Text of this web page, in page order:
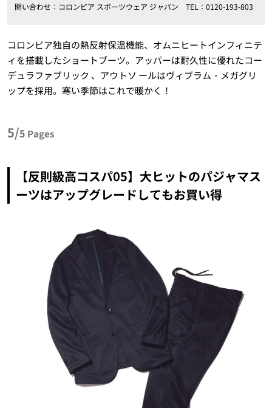
問い合わせ：コロンビア スポーツウェア ジャパン TEL：0120-193-803
コロンビア独自の熱反射保温機能、オムニヒートインフィニテ
ィを搭載したショートブーツ。アッパーは耐久性に優れたコー
デュラファブリック 、アウトソ ールはヴィブラム・メガグリ
ップを採用。寒い季節はこれで暖かく！
5/5 Pages
【反則級高コスパ05】大ヒットのパジャマス
ーツはアップグレードしてもお買い得